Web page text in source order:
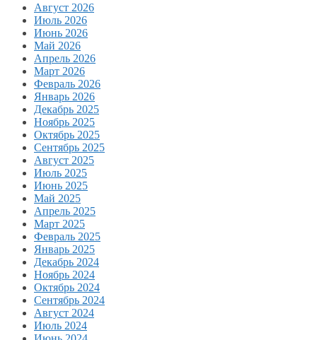
Август 2026
Июль 2026
Июнь 2026
Май 2026
Апрель 2026
Март 2026
Февраль 2026
Январь 2026
Декабрь 2025
Ноябрь 2025
Октябрь 2025
Сентябрь 2025
Август 2025
Июль 2025
Июнь 2025
Май 2025
Апрель 2025
Март 2025
Февраль 2025
Январь 2025
Декабрь 2024
Ноябрь 2024
Октябрь 2024
Сентябрь 2024
Август 2024
Июль 2024